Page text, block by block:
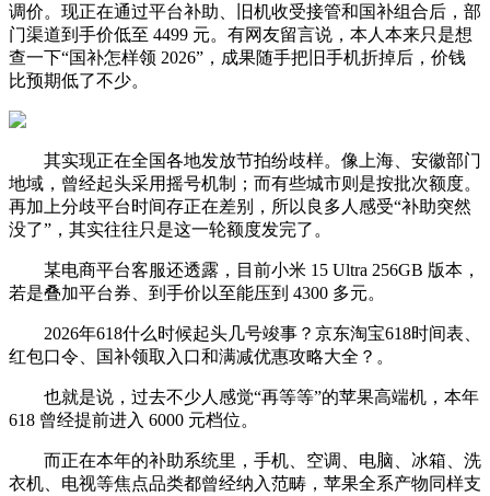
调价。现正在通过平台补助、旧机收受接管和国补组合后，部
门渠道到手价低至 4499 元。有网友留言说，本人本来只是想
查一下“国补怎样领 2026”，成果随手把旧手机折掉后，价钱
比预期低了不少。
其实现正在全国各地发放节拍纷歧样。像上海、安徽部门
地域，曾经起头采用摇号机制；而有些城市则是按批次额度。
再加上分歧平台时间存正在差别，所以良多人感受“补助突然
没了”，其实往往只是这一轮额度发完了。
某电商平台客服还透露，目前小米 15 Ultra 256GB 版本，
若是叠加平台券、到手价以至能压到 4300 多元。
2026年618什么时候起头几号竣事？京东淘宝618时间表、
红包口令、国补领取入口和满减优惠攻略大全？。
也就是说，过去不少人感觉“再等等”的苹果高端机，本年
618 曾经提前进入 6000 元档位。
而正在本年的补助系统里，手机、空调、电脑、冰箱、洗
衣机、电视等焦点品类都曾经纳入范畴，苹果全系产物同样支